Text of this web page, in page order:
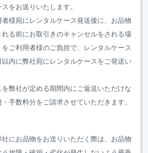
をお送りいたします。
様宛にレンタルケース発送後に、お品物
る前にお取引きのキャンセルをされる場
利用者様のご負担で、レンタルケース
内に弊社宛にレンタルケースをご発送い
を弊社が定める期間内にご返送いただけな
手数料分をご請求させていただきます。
社にお品物をお送りいただく際は、お品物